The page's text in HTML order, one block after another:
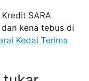
SARA
kena tebus di
Kedai Terima